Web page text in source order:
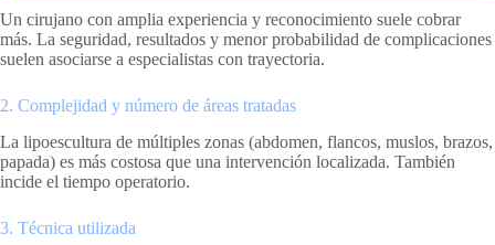
Un cirujano con amplia experiencia y reconocimiento suele cobrar
más. La seguridad, resultados y menor probabilidad de complicaciones
suelen asociarse a especialistas con trayectoria.
2. Complejidad y número de áreas tratadas
La lipoescultura de múltiples zonas (abdomen, flancos, muslos, brazos,
papada) es más costosa que una intervención localizada. También
incide el tiempo operatorio.
3. Técnica utilizada